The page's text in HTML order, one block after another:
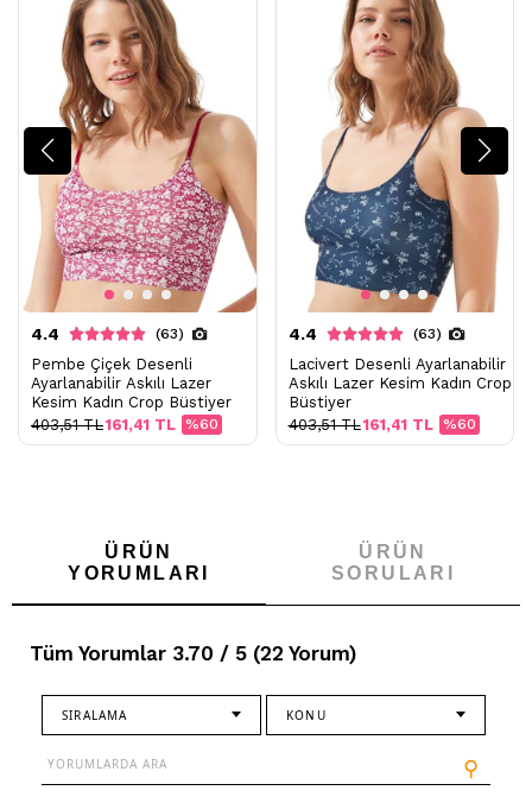
4.4 (63)
Pembe Çiçek Desenli
Ayarlanabilir Askılı Lazer
Kesim Kadın Crop Büstiyer
%60
161,41 TL
403,51 TL
4.4 (63)
Lacivert Desenli Ayarlanabilir
Askılı Lazer Kesim Kadın Crop
Büstiyer
%60
161,41 TL
403,51 TL
ÜRÜN
YORUMLARI
ÜRÜN
SORULARI
Tüm Yorumlar 3.70 / 5 (22 Yorum)
SIRALAMA KONU
⚲